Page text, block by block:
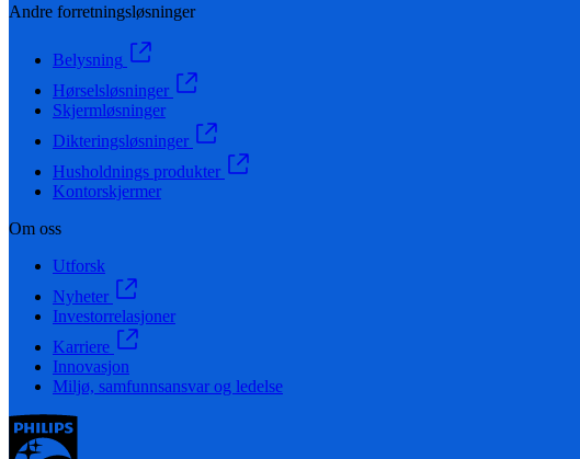
Andre forretningsløsninger
Belysning
Hørselsløsninger
Skjermløsninger
Dikteringsløsninger
Husholdnings produkter
Kontorskjermer
Om oss
Utforsk
Nyheter
Investorrelasjoner
Karriere
Innovasjon
Miljø, samfunnsansvar og ledelse